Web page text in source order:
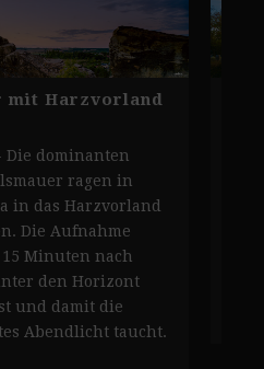
mit Harzvorland
Die dominanten
ragen in
in das Harzvorland
Die Aufnahme
Minuten nach
den Horizont
und damit die
Abendlicht taucht.